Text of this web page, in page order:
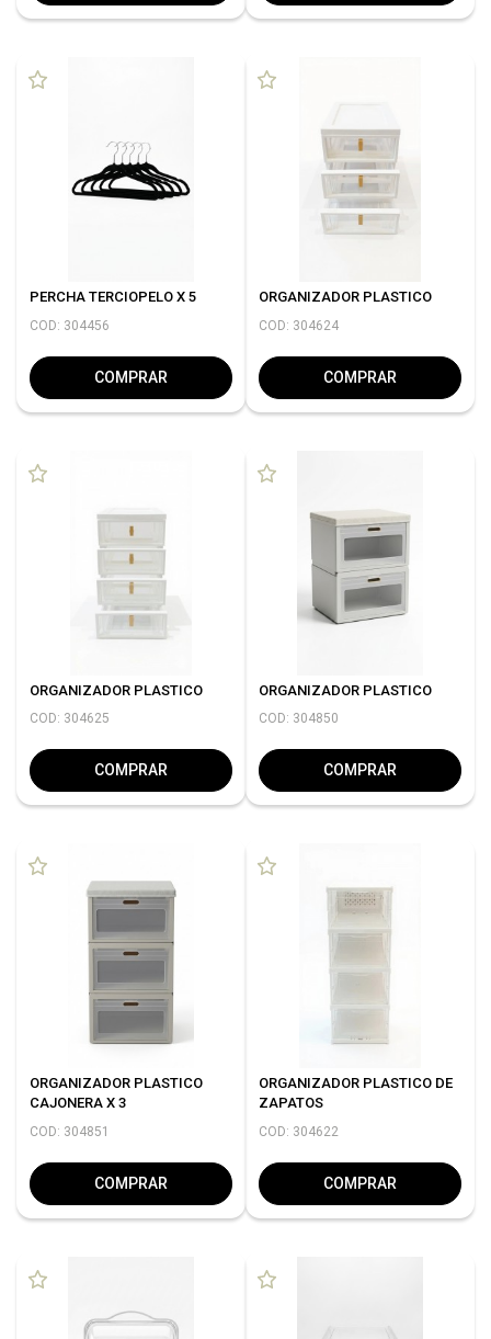
PERCHA TERCIOPELO X 5
COD: 304456
COMPRAR
ORGANIZADOR PLASTICO
COD: 304624
COMPRAR
ORGANIZADOR PLASTICO
COD: 304625
COMPRAR
ORGANIZADOR PLASTICO
COD: 304850
COMPRAR
ORGANIZADOR PLASTICO
CAJONERA X 3
COD: 304851
COMPRAR
ORGANIZADOR PLASTICO DE
ZAPATOS
COD: 304622
COMPRAR